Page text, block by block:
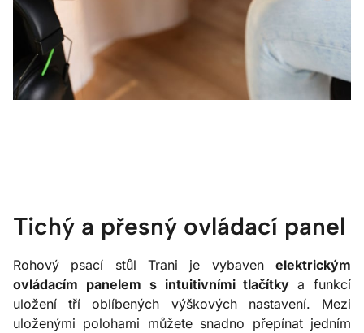
Tichý a přesný ovládací panel
Rohový psací stůl Trani je vybaven elektrickým
ovládacím panelem s intuitivními tlačítkya funkcí
uložení tří oblíbených výškových nastavení. Mezi
uloženými polohami můžete snadno přepínat jedním